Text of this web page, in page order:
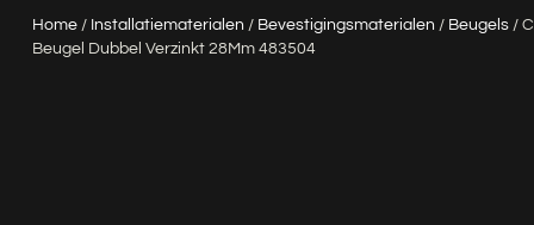
Home/ Installatiematerialen / Bevestigingsmaterialen / Beugels/
Beugel Dubbel Verzinkt 28Mm 483504